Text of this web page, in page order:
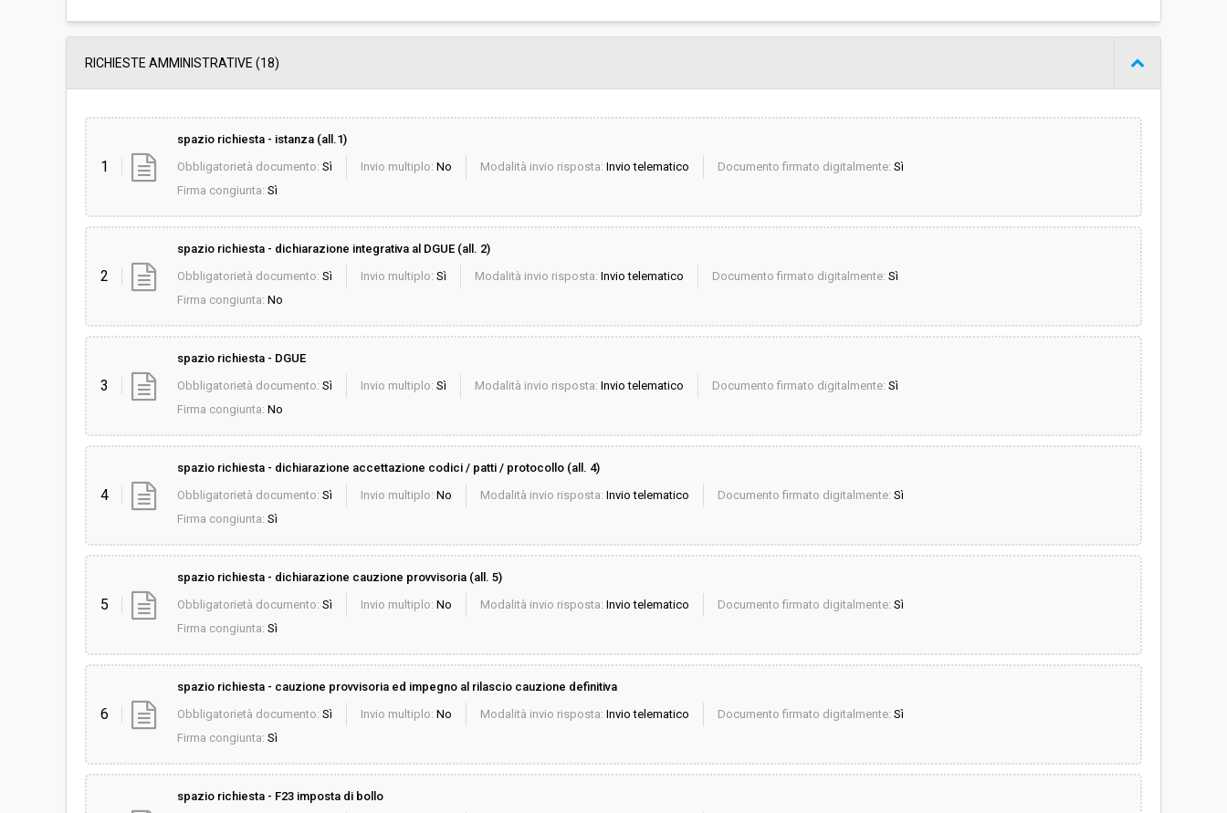
RICHIESTE AMMINISTRATIVE (18)
1
spazio richiesta - istanza (all.1)
Obbligatorietà documento: Sì Invio multiplo: No Modalità invio risposta: Invio telematico Documento firmato digitalmente: Sì
Firma congiunta: Sì
2
spazio richiesta - dichiarazione integrativa al DGUE (all. 2)
Obbligatorietà documento: Sì Invio multiplo: Sì Modalità invio risposta: Invio telematico Documento firmato digitalmente: Sì
Firma congiunta: No
3
spazio richiesta - DGUE
Obbligatorietà documento: Sì Invio multiplo: Sì Modalità invio risposta: Invio telematico Documento firmato digitalmente: Sì
Firma congiunta: No
4
spazio richiesta - dichiarazione accettazione codici / patti / protocollo (all. 4)
Obbligatorietà documento: Sì Invio multiplo: No Modalità invio risposta: Invio telematico Documento firmato digitalmente: Sì
Firma congiunta: Sì
5
spazio richiesta - dichiarazione cauzione provvisoria (all. 5)
Obbligatorietà documento: Sì Invio multiplo: No Modalità invio risposta: Invio telematico Documento firmato digitalmente: Sì
Firma congiunta: Sì
6
spazio richiesta - cauzione provvisoria ed impegno al rilascio cauzione definitiva
Obbligatorietà documento: Sì Invio multiplo: No Modalità invio risposta: Invio telematico Documento firmato digitalmente: Sì
Firma congiunta: Sì
spazio richiesta - F23 imposta di bollo